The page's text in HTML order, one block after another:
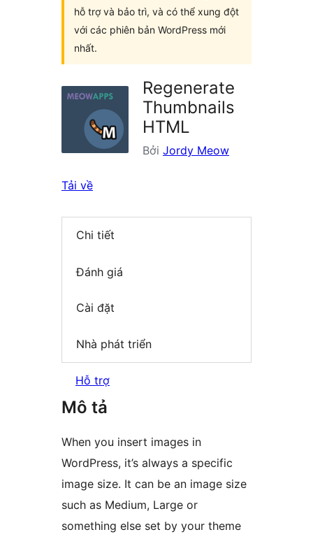
hỗ trợ và bảo trì, và có thể xung đột
với các phiên bản WordPress mới
nhất.
Regenerate
Thumbnails
HTML
Bởi Jordy Meow
Tải về
Chi tiết
Đánh giá
Cài đặt
Nhà phát triển
Hỗ trợ
Mô tả
When you insert images in
WordPress, it’s always a specific
image size. It can be an image size
such as Medium, Large or
something else set by your theme